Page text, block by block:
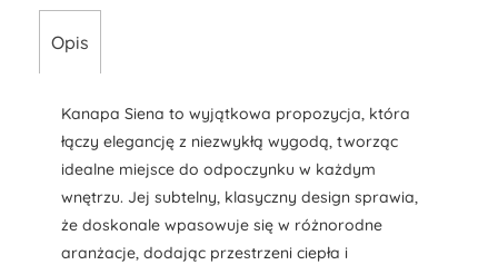
Opis
Kanapa Siena to wyjątkowa propozycja, która
łączy elegancję z niezwykłą wygodą, tworząc
idealne miejsce do odpoczynku w każdym
wnętrzu. Jej subtelny, klasyczny design sprawia,
że doskonale wpasowuje się w różnorodne
aranżacje, dodając przestrzeni ciepła i